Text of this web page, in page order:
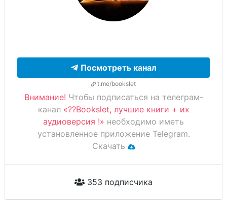
Посмотреть канал
t.me/bookslet
Внимание! Чтобы подписаться на телеграм-
канал «??Bookslet, лучшие книги + их
аудиоверсия !» необходимо иметь
установленное приложение Telegram.
Скачать
353 подписчика